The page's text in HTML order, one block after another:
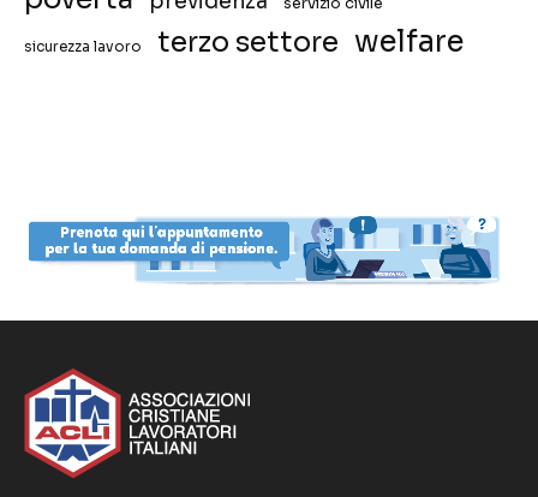
servizio civile
sicurezza lavoro terzo settore welfare